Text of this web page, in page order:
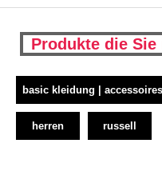
Produkte die
basic kleidung | accessoires
herren russell